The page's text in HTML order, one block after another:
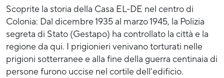
Scoprite la storia della Casa EL-DE nel centro di
Colonia: Dal dicembre 1935 al marzo 1945, la Polizia
segreta di Stato (Gestapo) ha controllato la città e la
regione da qui. I prigionieri venivano torturati nelle
prigioni sotterranee e alla fine della guerra centinaia di
persone furono uccise nel cortile dell'edificio.